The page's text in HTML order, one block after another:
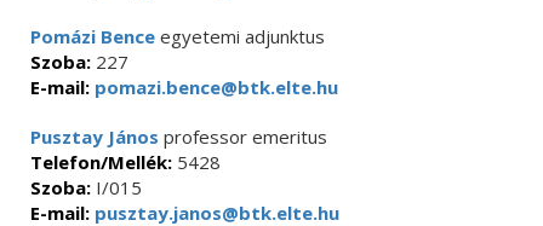
Pomázi Bence egyetemi adjunktus
Szoba: 227
E-mail: pomazi.bence@btk.elte.hu
Pusztay János professor emeritus
Telefon/Mellék: 5428
Szoba: I/015
E-mail: pusztay.janos@btk.elte.hu